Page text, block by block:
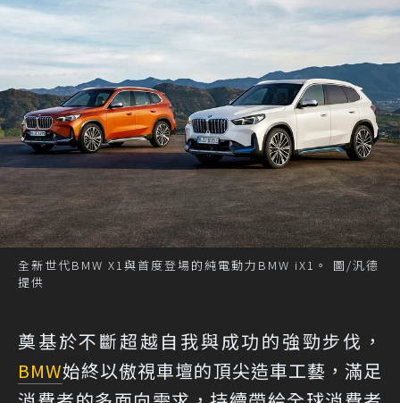
全新世代BMW X1與首度登場的純電動力BMW iX1。 圖/汎德
提供
奠基於不斷超越自我與成功的強勁步伐，
BMW始終以傲視車壇的頂尖造車工藝，滿足